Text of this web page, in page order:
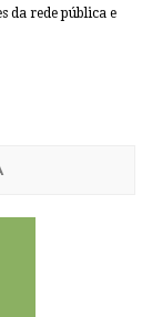
da rede pública e